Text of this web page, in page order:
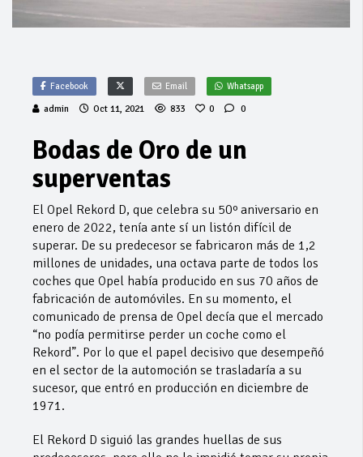
Facebook Email Whatsapp
admin Oct 11, 2021 833 0 0
Bodas de Oro de un
superventas
El Opel Rekord D, que celebra su 50º aniversario en
enero de 2022, tenía ante sí un listón difícil de
superar. De su predecesor se fabricaron más de 1,2
millones de unidades, una octava parte de todos los
coches que Opel había producido en sus 70 años de
fabricación de automóviles. En su momento, el
comunicado de prensa de Opel decía que el mercado
“no podía permitirse perder un coche como el
Rekord”. Por lo que el papel decisivo que desempeñó
en el sector de la automoción se trasladaría a su
sucesor, que entró en producción en diciembre de
1971.
El Rekord D siguió las grandes huellas de sus